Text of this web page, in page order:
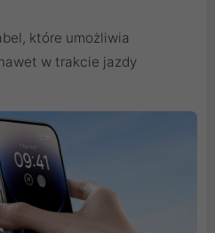
które umożliwia
w trakcie jazdy